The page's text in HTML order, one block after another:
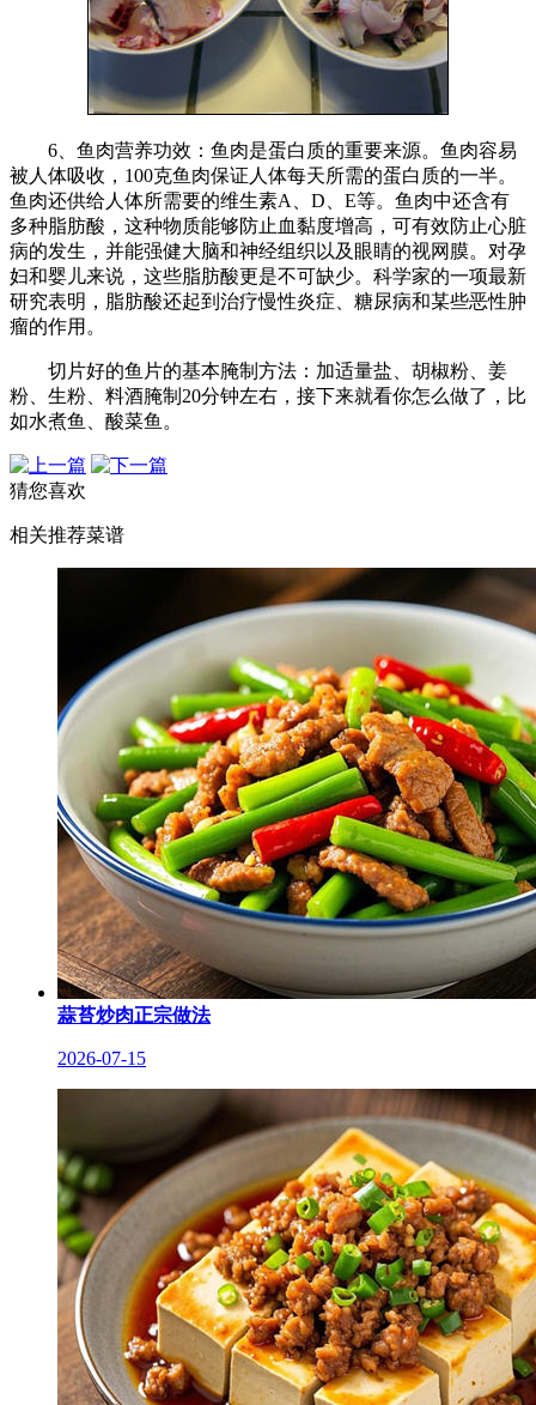
6、鱼肉营养功效：鱼肉是蛋白质的重要来源。鱼肉容易
被人体吸收，100克鱼肉保证人体每天所需的蛋白质的一半。
鱼肉还供给人体所需要的维生素A、D、E等。鱼肉中还含有
多种脂肪酸，这种物质能够防止血黏度增高，可有效防止心脏
病的发生，并能强健大脑和神经组织以及眼睛的视网膜。对孕
妇和婴儿来说，这些脂肪酸更是不可缺少。科学家的一项最新
研究表明，脂肪酸还起到治疗慢性炎症、糖尿病和某些恶性肿
瘤的作用。
切片好的鱼片的基本腌制方法：加适量盐、胡椒粉、姜
粉、生粉、料酒腌制20分钟左右，接下来就看你怎么做了，比
如水煮鱼、酸菜鱼。
猜您喜欢
相关推荐菜谱
蒜苔炒肉正宗做法
2026-07-15